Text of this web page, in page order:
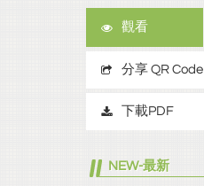
觀看
分享 QR Code
下載PDF
NEW-最新